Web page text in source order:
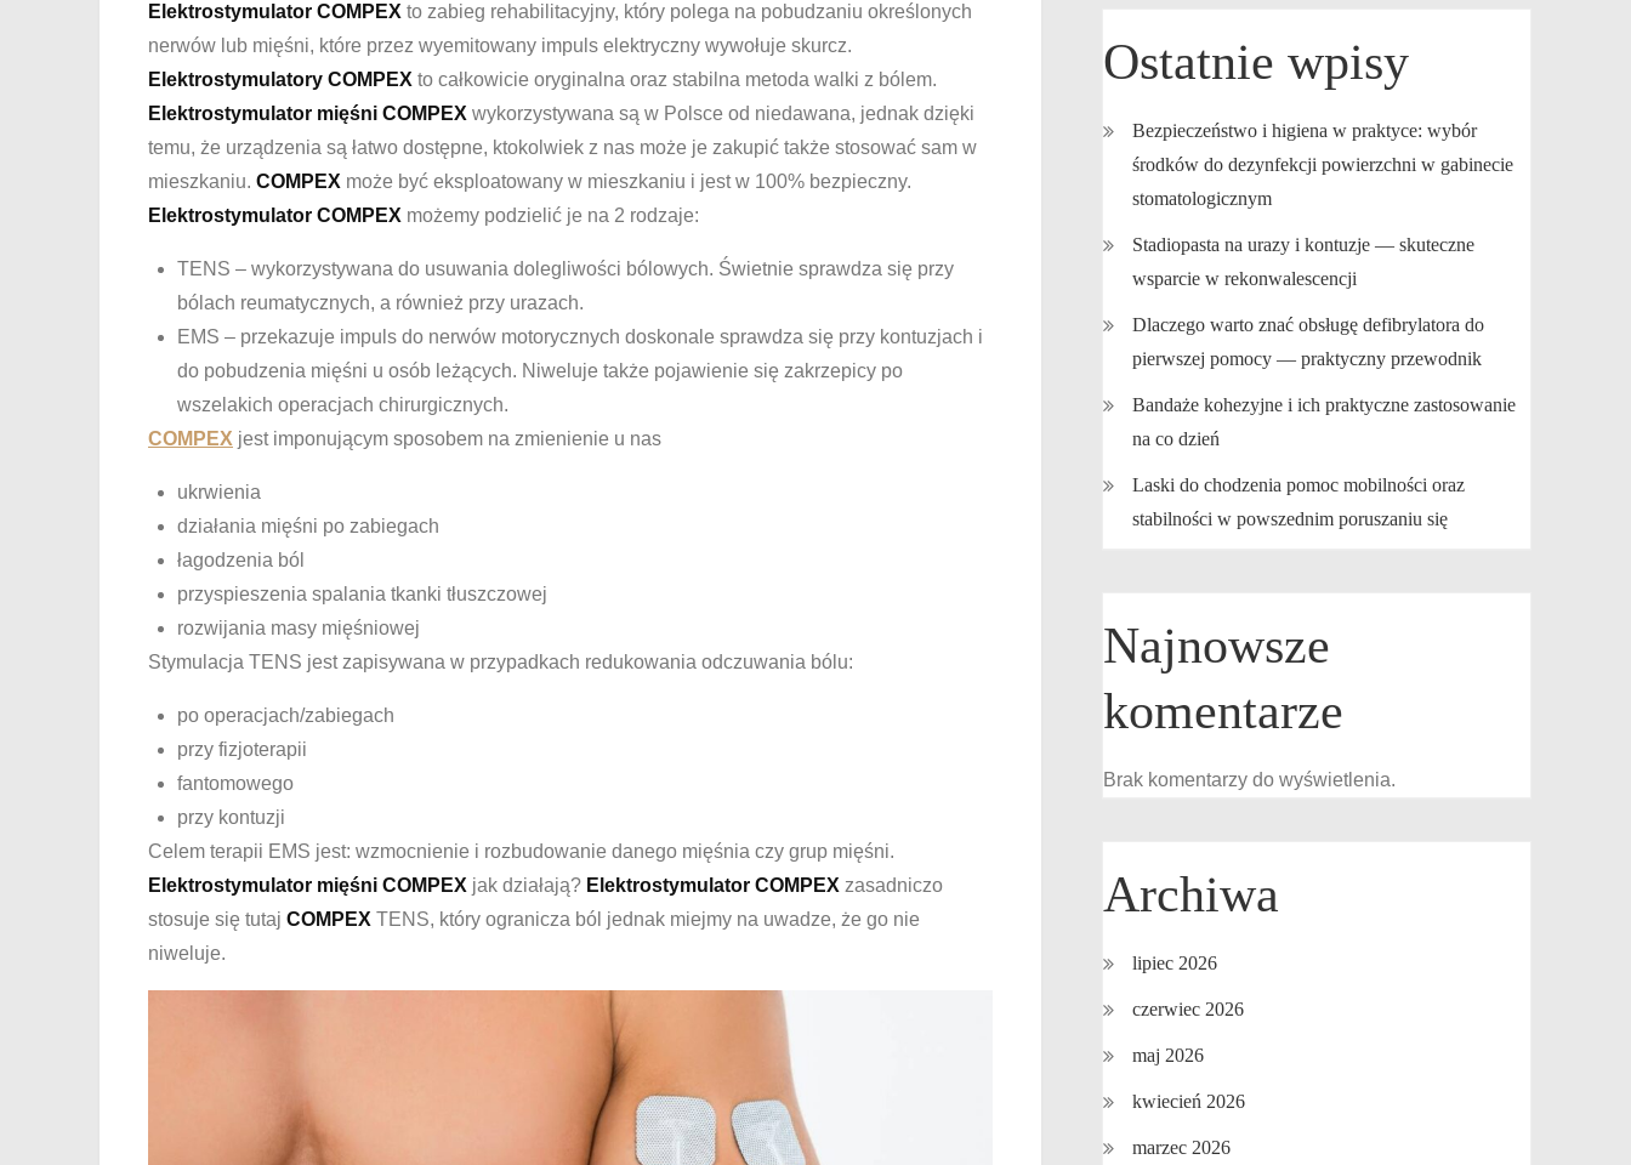
Elektrostymulator COMPEX to zabieg rehabilitacyjny, który polega na pobudzaniu określonych
nerwów lub mięśni, które przez wyemitowany impuls elektryczny wywołuje skurcz.
Elektrostymulatory COMPEX to całkowicie oryginalna oraz stabilna metoda walki z bólem.
Elektrostymulator mięśni COMPEX wykorzystywana są w Polsce od niedawana, jednak dzięki
temu, że urządzenia są łatwo dostępne, ktokolwiek z nas może je zakupić także stosować sam w
mieszkaniu. COMPEX może być eksploatowany w mieszkaniu i jest w 100% bezpieczny.
Elektrostymulator COMPEX możemy podzielić je na 2 rodzaje:
TENS – wykorzystywana do usuwania dolegliwości bólowych. Świetnie sprawdza się przy
bólach reumatycznych, a również przy urazach.
EMS – przekazuje impuls do nerwów motorycznych doskonale sprawdza się przy kontuzjach i
do pobudzenia mięśni u osób leżących. Niweluje także pojawienie się zakrzepicy po
wszelakich operacjach chirurgicznych.
COMPEX jest imponującym sposobem na zmienienie u nas
ukrwienia
działania mięśni po zabiegach
łagodzenia ból
przyspieszenia spalania tkanki tłuszczowej
rozwijania masy mięśniowej
Stymulacja TENS jest zapisywana w przypadkach redukowania odczuwania bólu:
po operacjach/zabiegach
przy fizjoterapii
fantomowego
przy kontuzji
Celem terapii EMS jest: wzmocnienie i rozbudowanie danego mięśnia czy grup mięśni.
Elektrostymulator mięśni COMPEX jak działają? Elektrostymulator COMPEX zasadniczo
stosuje się tutaj COMPEX TENS, który ogranicza ból jednak miejmy na uwadze, że go nie
niweluje.
Ostatnie wpisy
Bezpieczeństwo i higiena w praktyce: wybór
środków do dezynfekcji powierzchni w gabinecie
stomatologicznym
Stadiopasta na urazy i kontuzje — skuteczne
wsparcie w rekonwalescencji
Dlaczego warto znać obsługę defibrylatora do
pierwszej pomocy — praktyczny przewodnik
Bandaże kohezyjne i ich praktyczne zastosowanie
na co dzień
Laski do chodzenia pomoc mobilności oraz
stabilności w powszednim poruszaniu się
Najnowsze
komentarze
Brak komentarzy do wyświetlenia.
Archiwa
lipiec 2026
czerwiec 2026
maj 2026
kwiecień 2026
marzec 2026